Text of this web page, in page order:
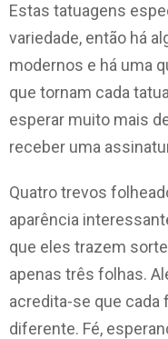
Estas tatuagens
variedade, então há
modernos e há uma
que tornam cada
esperar muito mais
receber uma
Quatro trevos
aparência
que eles trazem
apenas três folhas.
acredita-se que
diferente. Fé,